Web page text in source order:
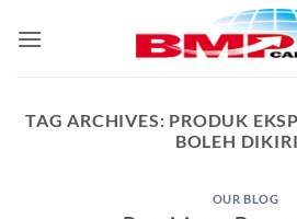
TAG ARCHIVES: PRODUK
BOLEH
OUR BLOG